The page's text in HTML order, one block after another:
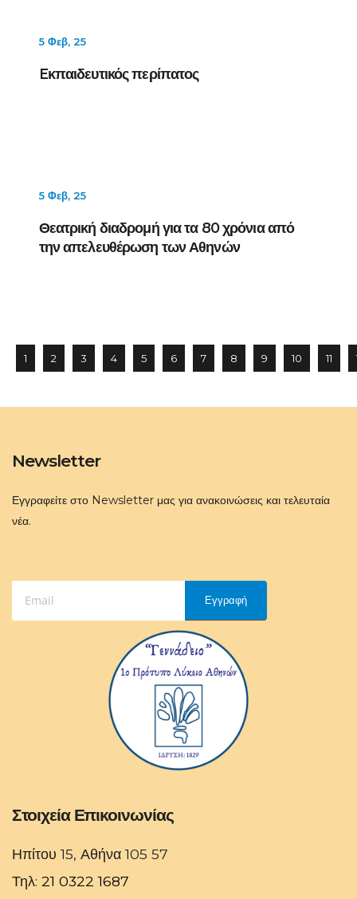
5 Φεβ, 25
Eκπαιδευτικός περίπατος
5 Φεβ, 25
Θεατρική διαδρομή για τα 80 χρόνια από
την απελευθέρωση των Αθηνών
1 2 3 4 5 6 7 8 9 10 11
Newsletter
Εγγραφείτε στο Newsletter μας για ανακοινώσεις και τελευταία
νέα.
Εγγραφή
Στοιχεία Επικοινωνίας
Ηπίτου 15, Αθήνα 105 57
Τηλ: 21 0322 1687